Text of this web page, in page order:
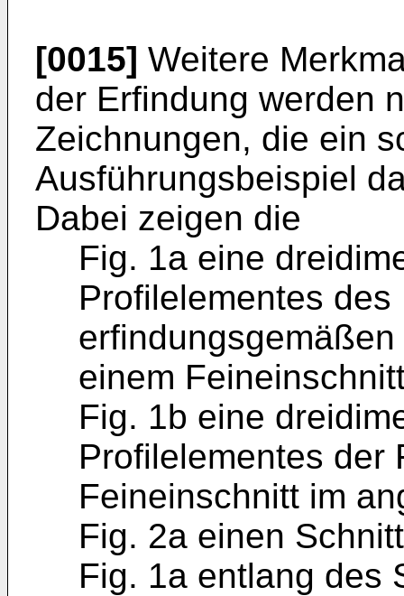
[0015] Weitere
der Erfindung werden
Zeichnungen, die ein
Ausführungsbeispiel
Dabei zeigen die
Fig. 1a eine
Profilelementes
einem
Fig. 1b eine
Profilelementes der
Feineinschnitt im
Fig. 2a einen
Fig. 1a entlang des